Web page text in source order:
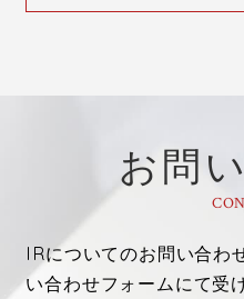
お問
IRについてのお問い合わ
い合わせフォームにて受